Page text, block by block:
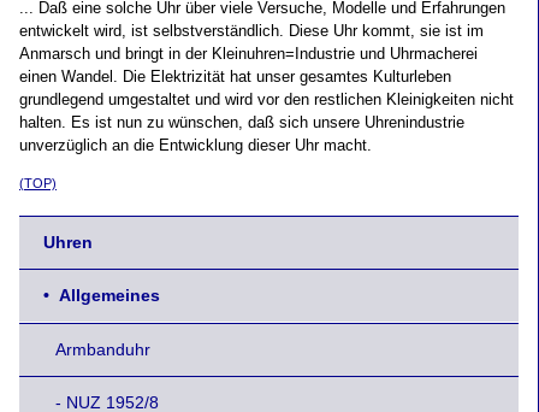
... Daß eine solche Uhr über viele Versuche, Modelle und Erfahrungen
entwickelt wird, ist selbstverständlich. Diese Uhr kommt, sie ist im
Anmarsch und bringt in der Kleinuhren=Industrie und Uhrmacherei
einen Wandel. Die Elektrizität hat unser gesamtes Kulturleben
grundlegend umgestaltet und wird vor den restlichen Kleinigkeiten nicht
halten. Es ist nun zu wünschen, daß sich unsere Uhrenindustrie
unverzüglich an die Entwicklung dieser Uhr macht.
(TOP)
Uhren
• Allgemeines
Armbanduhr
- NUZ 1952/8